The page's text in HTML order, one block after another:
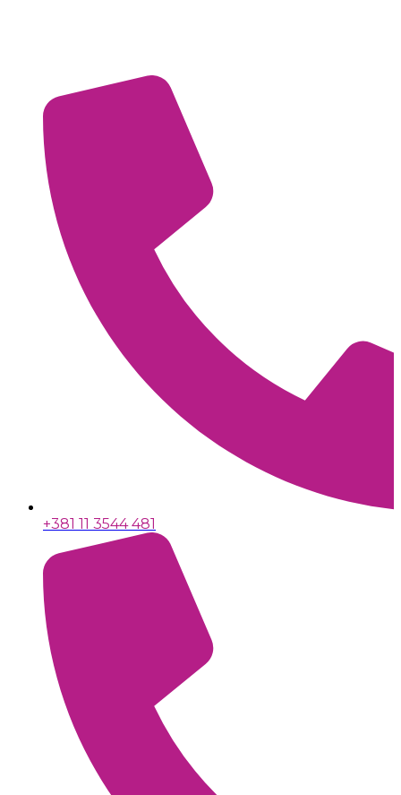
+381 11 3544 481